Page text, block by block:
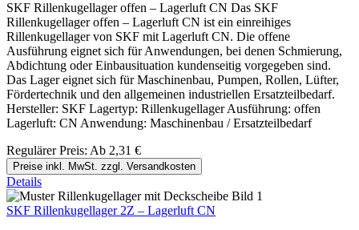
SKF Rillenkugellager offen – Lagerluft CN Das SKF
Rillenkugellager offen – Lagerluft CN ist ein einreihiges
Rillenkugellager von SKF mit Lagerluft CN. Die offene
Ausführung eignet sich für Anwendungen, bei denen Schmierung,
Abdichtung oder Einbausituation kundenseitig vorgegeben sind.
Das Lager eignet sich für Maschinenbau, Pumpen, Rollen, Lüfter,
Fördertechnik und den allgemeinen industriellen Ersatzteilbedarf.
Hersteller: SKF Lagertyp: Rillenkugellager Ausführung: offen
Lagerluft: CN Anwendung: Maschinenbau / Ersatzteilbedarf
Regulärer Preis: Ab 2,31 €
Preise inkl. MwSt. zzgl. Versandkosten
Details
SKF Rillenkugellager 2Z – Lagerluft CN